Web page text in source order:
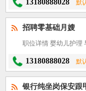
13180888028 默
招聘零基础月嫂
13180888028 默
银行纯坐岗保安跟